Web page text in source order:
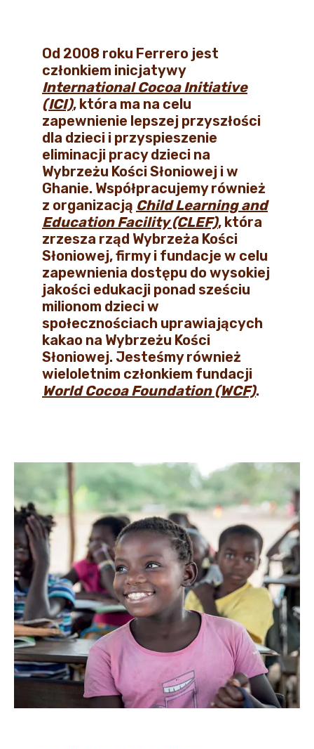
Od 2008 roku Ferrero jest
członkiem inicjatywy
International Cocoa Initiative
(ICI), która ma na celu
zapewnienie lepszej przyszłości
dla dzieci i przyspieszenie
eliminacji pracy dzieci na
Wybrzeżu Kości Słoniowej i w
Ghanie. Współpracujemy również
z organizacją Child Learning and
Education Facility (CLEF), która
zrzesza rząd Wybrzeża Kości
Słoniowej, firmy i fundacje w celu
zapewnienia dostępu do wysokiej
jakości edukacji ponad sześciu
milionom dzieci w
społecznościach uprawiających
kakao na Wybrzeżu Kości
Słoniowej. Jesteśmy również
wieloletnim członkiem fundacji
World Cocoa Foundation (WCF).